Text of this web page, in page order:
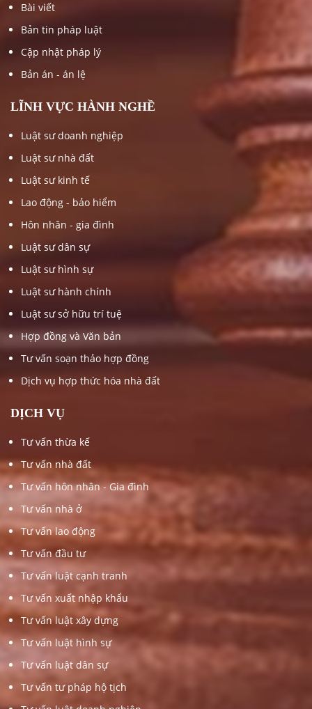
Bài viết
Bản tin pháp luật
Cập nhật pháp lý
Bản án - án lệ
LĨNH VỰC HÀNH NGHỀ
Luật sư doanh nghiệp
Luật sư nhà đất
Luật sư kinh tế
Lao động - bảo hiểm
Hôn nhân - gia đình
Luật sư dân sự
Luật sư hình sự
Luật sư hành chính
Luật sư sở hữu trí tuệ
Hợp đồng và Văn bản
Tư vấn soạn thảo hợp đồng
Dịch vụ hợp thức hóa nhà đất
DỊCH VỤ
Tư vấn thừa kế
Tư vấn nhà đất
Tư vấn hôn nhân - Gia đình
Tư vấn nhà ở
Tư vấn lao động
Tư vấn đầu tư
Tư vấn luật cạnh tranh
Tư vấn xuất nhập khẩu
Tư vấn luật xây dựng
Tư vấn luật hình sự
Tư vấn luật dân sự
Tư vấn tư pháp hộ tịch